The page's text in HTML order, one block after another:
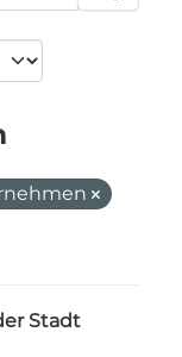
Stadt